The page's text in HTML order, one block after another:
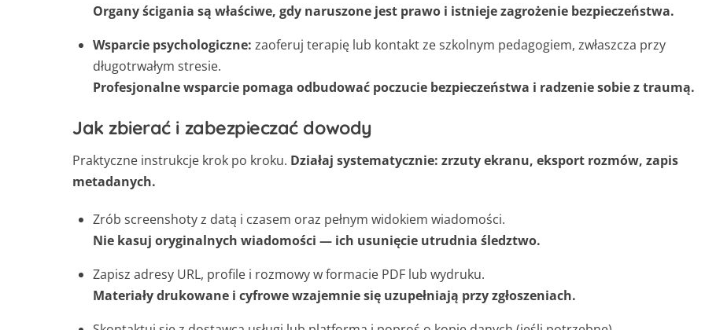
Organy ścigania są właściwe, gdy naruszone jest prawo i istnieje zagrożenie bezpieczeństwa.
Wsparcie psychologiczne: zaoferuj terapię lub kontakt ze szkolnym pedagogiem, zwłaszcza przy
długotrwałym stresie.
Profesjonalne wsparcie pomaga odbudować poczucie bezpieczeństwa i radzenie sobie z traumą.
Jak zbierać i zabezpieczać dowody
Praktyczne instrukcje krok po kroku. Działaj systematycznie: zrzuty ekranu, eksport rozmów, zapis
metadanych.
Zrób screenshoty z datą i czasem oraz pełnym widokiem wiadomości.
Nie kasuj oryginalnych wiadomości — ich usunięcie utrudnia śledztwo.
Zapisz adresy URL, profile i rozmowy w formacie PDF lub wydruku.
Materiały drukowane i cyfrowe wzajemnie się uzupełniają przy zgłoszeniach.